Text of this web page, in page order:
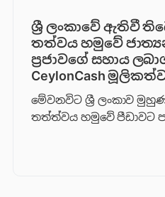
ශ්‍රී ලංකාවේ ඇතිවී
තත්වය හමුවේ
ප්‍රජාවගේ සහාය
CeylonCash
මේවනවිට ශ්‍රී ලංකාව
තත්ත්වය හමුවේ පීඩාවට